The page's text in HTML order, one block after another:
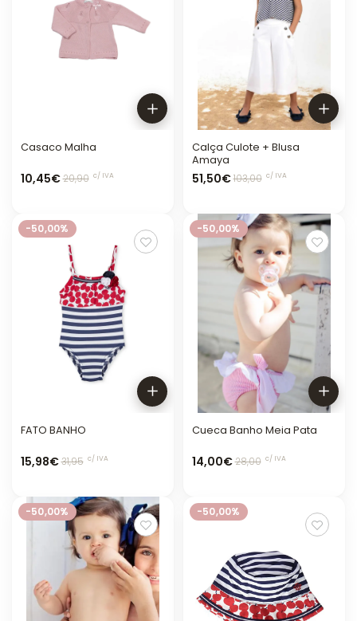
Casaco Malha
10,45€20,90 c/ IVA
Calça Culote + Blusa
Amaya
51,50€103,00 c/ IVA
-50,00%
FATO BANHO
15,98€31,95 c/ IVA
-50,00%
Cueca Banho Meia Pata
14,00€28,00 c/ IVA
-50,00% -50,00%